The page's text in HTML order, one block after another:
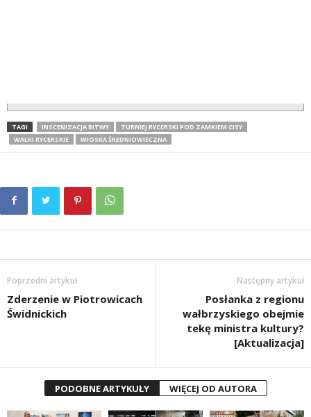
TAGI INSCENIZACJA BITWY
TURNIEJ RYCERSKI POD ZAMKIEM CISY
WALKI RYCERSKIE
WIOSKA ŚREDNIOWIECZNA
Poprzedni artykuł
Zderzenie w Piotrowicach
Świdnickich
Następny artykuł
Posłanka z regionu
wałbrzyskiego obejmie
tekę ministra kultury?
[Aktualizacja]
PODOBNE ARTYKUŁY WIĘCEJ OD AUTORA